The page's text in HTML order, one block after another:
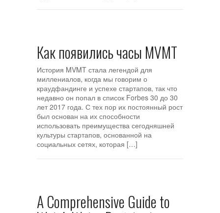
Как появились часы MVMT
История MVMT стала легендой для
миллениалов, когда мы говорим о
краудфандинге и успехе стартапов, так что
недавно он попал в список Forbes 30 до 30
лет 2017 года. С тех пор их постоянный рост
был основан на их способности
использовать преимущества сегодняшней
культуры стартапов, основанной на
социальных сетях, которая […]
A Comprehensive Guide to